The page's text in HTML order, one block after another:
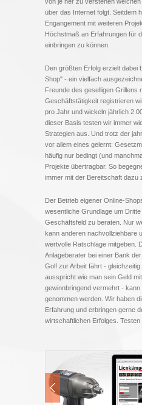
über das Internet folgt. Seitdem
Engangement mit weiteren
Höchstmaß an Erfahrungen für
einbringen zu können.
Den größten Erfolg erzielt dabei
Shop" - ein vielfach
Freunde des geselligen Grillens
Geschäftstätigkeit registrieren
pro Jahr und wickeln jährlich
dieser Basis testen wir immer
Strategien aus. Und trotz der
vor allem eines gelernt:
häufig nur bedingt (und
Projekte übertragbar. So
immer mit der Bereitschaft dazu
Der Betrieb eigener Online-
wesentliche Grundlage um
Geschäftsfeld zu beraten. Nur
kann anderen nachvollziehbare
wertvolle Ratschläge mitgeben.
Anlageberater bei einer Bank
Golf zur Arbeit fährt -
ausspricht wie man sein Geld
gewinnbringend vermehrt -
genommen werden. Wir haben
Erfahrung und erbringen gerne
wirtschaftlichen Erfolges. Testen